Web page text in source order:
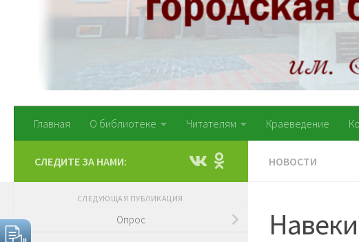
Главная О библиотеке Читателям Краеведение
НОВОСТИ
СЛЕДИТЕ ЗА НАМИ:
СЛЕДУЮЩАЯ ПУБЛИКАЦИЯ
Опрос